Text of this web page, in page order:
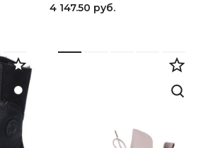
4 147.50 руб.